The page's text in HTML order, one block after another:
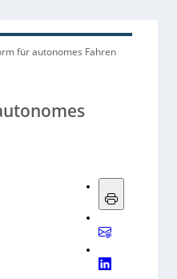
für autonomes Fahren